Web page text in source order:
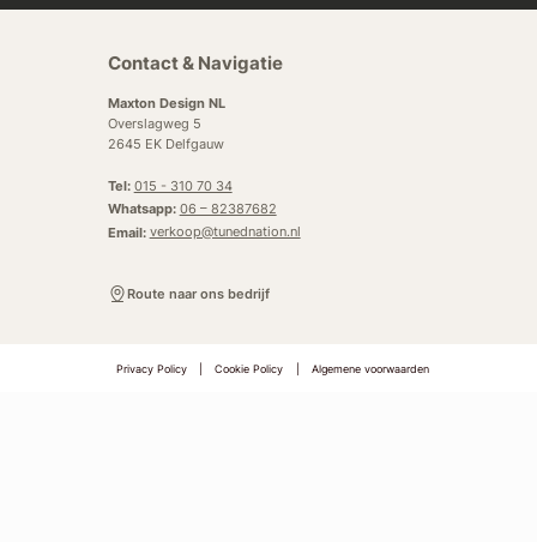
Contact & Navigatie
Maxton Design NL
Overslagweg 5
2645 EK Delfgauw
Tel: 015 - 310 70 34
Whatsapp: 06 – 82387682
Email: verkoop@tunednation.nl
Route naar ons bedrijf
Privacy Policy Cookie Policy Algemene voorwaarden